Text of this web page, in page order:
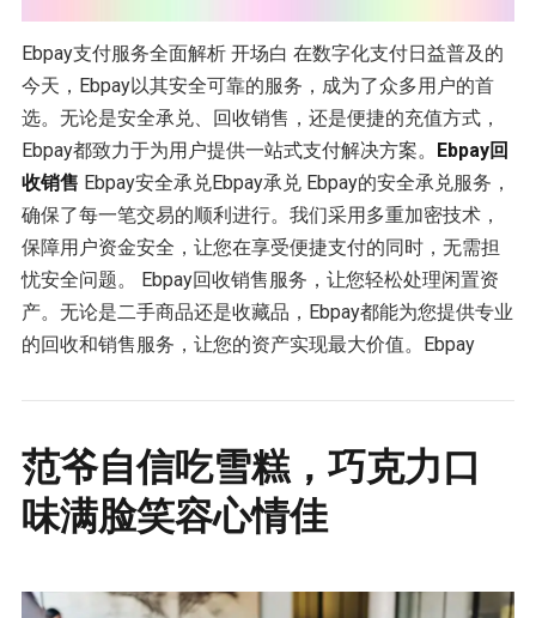
Ebpay支付服务全面解析 开场白 在数字化支付日益普及的
今天，Ebpay以其安全可靠的服务，成为了众多用户的首
选。无论是安全承兑、回收销售，还是便捷的充值方式，
Ebpay都致力于为用户提供一站式支付解决方案。 Ebpay回
收销售 Ebpay安全承兑Ebpay承兑 Ebpay的安全承兑服务，
确保了每一笔交易的顺利进行。我们采用多重加密技术，
保障用户资金安全，让您在享受便捷支付的同时，无需担
忧安全问题。 Ebpay回收销售服务，让您轻松处理闲置资
产。无论是二手商品还是收藏品，Ebpay都能为您提供专业
的回收和销售服务，让您的资产实现最大价值。Ebpay
范爷自信吃雪糕，巧克力口
味满脸笑容心情佳